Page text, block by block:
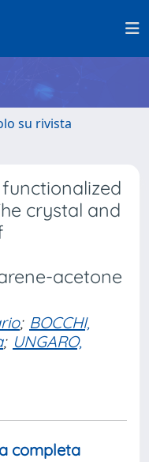
su rivista
crystal and
acetone
; BOCCHI,
; UNGARO,
completa